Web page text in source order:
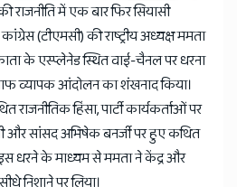
राजनीति में एक बार फिर सियासी
(टीएमसी) की राष्ट्रीय अध्यक्ष ममता
के एस्प्लेनेड स्थित वाई-चैनल पर धरना
व्यापक आंदोलन का शंखनाद किया।
हिंसा, पार्टी कार्यकर्ताओं पर
और सांसद अभिषेक बनर्जी पर हुए कथित
धरने के माध्यम से ममता ने केंद्र और